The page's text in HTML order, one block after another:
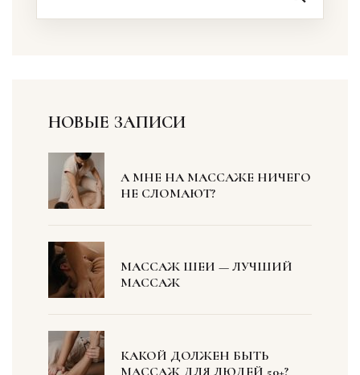
НОВЫЕ ЗАПИСИ
А МНЕ НА МАССАЖЕ НИЧЕГО
НЕ СЛОМАЮТ?
МАССАЖ ШЕИ — ЛУЧШИЙ
МАССАЖ
КАКОЙ ДОЛЖЕН БЫТЬ